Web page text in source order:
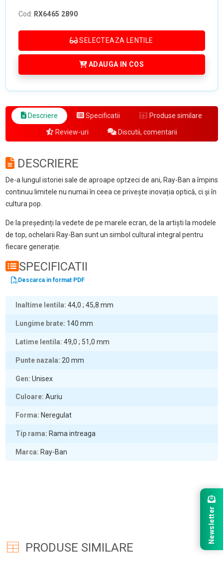
Cod: RX6465 2890
SELECTEAZA LENTILE
ADAUGA IN COS
Descriere Specificatii Produse similare
Review-uri Discutii, comentarii
DESCRIERE
De-a lungul istoriei sale de aproape optzeci de ani, Ray-Ban a împins
continuu limitele nu numai în ceea ce privește inovația optică, ci și în
cultura pop.
De la președinți la vedete de pe marele ecran, de la artiști la modele
de top, ochelarii Ray-Ban sunt un simbol cultural integral pentru
fiecare generație.
SPECIFICATII
Descarca in format PDF
Inaltime lentila 44,0 ; 45,8 mm
Lungime brate 140 mm
Latime lentila 49,0 ; 51,0 mm
Punte nazala 20 mm
Gen Unisex
Culoare Auriu
Forma Neregulat
Tip rama Rama intreaga
Marca Ray-Ban
PRODUSE SIMILARE
Newsletter